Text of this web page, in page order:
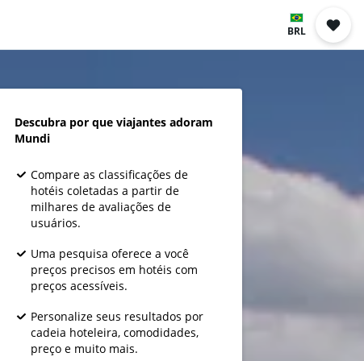
BRL
Descubra por que viajantes adoram
Mundi
Compare as classificações de
hotéis coletadas a partir de
milhares de avaliações de
usuários.
Uma pesquisa oferece a você
preços precisos em hotéis com
preços acessíveis.
Personalize seus resultados por
cadeia hoteleira, comodidades,
preço e muito mais.